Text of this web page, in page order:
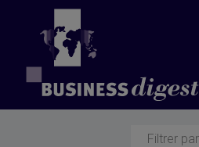
Filtrer